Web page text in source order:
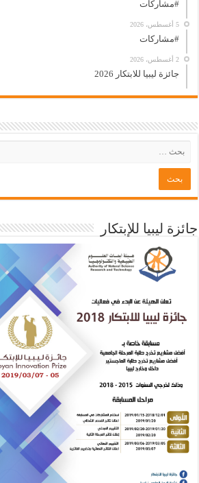
#مشاركات
5 أغسطس، 2026
#مشاركات
2 أغسطس، 2026
جائزة ليبيا للابتكار 2026
جائزة ليبيا للإبتكار